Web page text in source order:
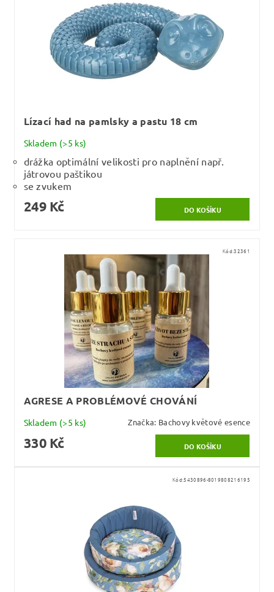
Lízací had na pamlsky a pastu 18 cm
Skladem (>5 ks)
drážka optimální velikosti pro naplnění např.
játrovou paštikou
se zvukem
249 Kč
Kód:32361
AGRESE A PROBLÉMOVÉ CHOVÁNÍ
Skladem (>5 ks) Značka: Bachovy květové esence
330 Kč
Kód:5430896-8019808216195